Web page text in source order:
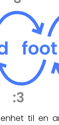
til en